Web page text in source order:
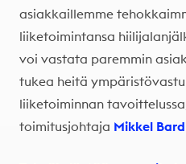
asiakkaillemme
liiketoimintansa
voi vastata paremmin
tukea heitä
liiketoiminnan
toimitusjohtaja Mikkel